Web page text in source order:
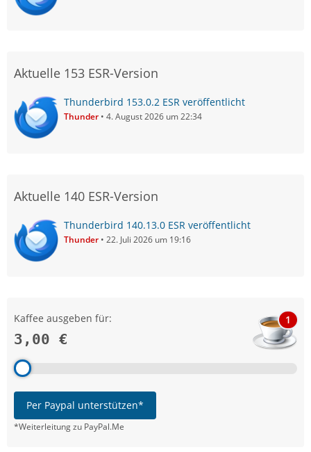
Aktuelle 153 ESR-Version
Thunderbird 153.0.2 ESR veröffentlicht
Thunder 4. August 2026 um 22:34
Aktuelle 140 ESR-Version
Thunderbird 140.13.0 ESR veröffentlicht
Thunder 22. Juli 2026 um 19:16
Kaffee ausgeben für:
3,00 €
1
Per Paypal unterstützen*
*Weiterleitung zu PayPal.Me